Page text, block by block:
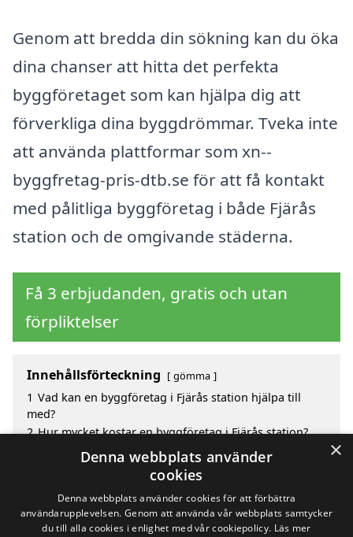
Genom att bredda din sökning kan du öka
dina chanser att hitta det perfekta
byggföretaget som kan hjälpa dig att
förverkliga dina byggdrömmar. Tveka inte
att använda plattformar som xn--
byggfretag-pris-dtb.se för att få kontakt
med pålitliga byggföretag i både Fjärås
station och de omgivande städerna.
Få 3 erbjudanden, gratis och utan
förpliktelser
Innehållsförteckning gömma
1 Vad kan en byggföretag i Fjärås station hjälpa till
med?
2 Hur mycket kostar en byggföretag i Fjärås station?
Fördelar med att välja byggföretag i Fjärås station
Sök efter en skicklig byggföretag i de omgivande
×
Denna webbplats använder
cookies
Denna webbplats använder cookies för att förbättra
användarupplevelsen. Genom att använda vår webbplats samtycker
du till alla cookies i enlighet med vår cookiepolicy. Läs mer